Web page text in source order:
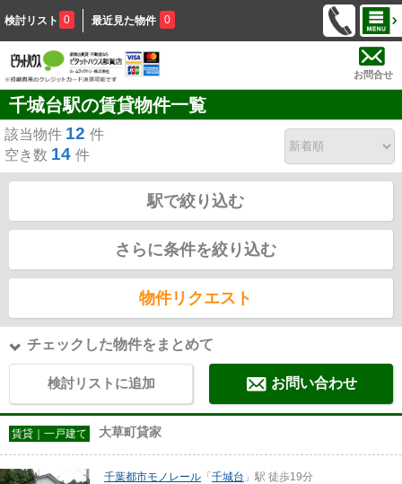
検討リスト 0 最近見た物件 0
お問合せ
千城台駅の賃貸物件一覧
該当物件 12 件
空き数 14 件
駅で絞り込む
さらに条件を絞り込む
物件リクエスト
チェックした物件をまとめて
検討リストに追加 お問い合わせ
賃貸｜一戸建て 大草町貸家
千葉都市モノレール 「 千城台 」駅 徒歩19分